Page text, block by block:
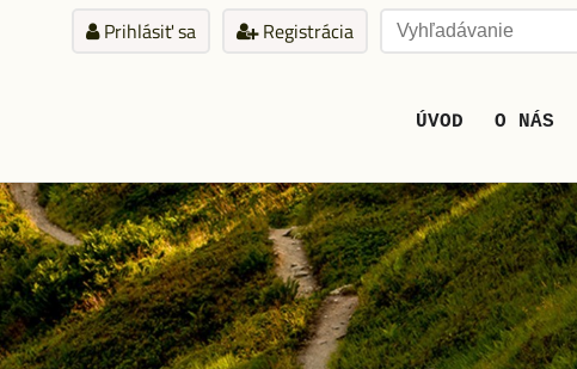
Prihlásiť sa Registrácia
ÚVOD O NÁS